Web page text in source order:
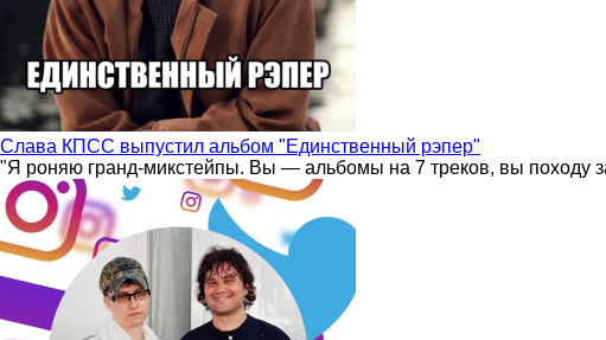
Слава КПСС выпустил альбом "Единственный рэпер"
"Я роняю гранд-микстейпы. Вы — альбомы на 7 треков, вы